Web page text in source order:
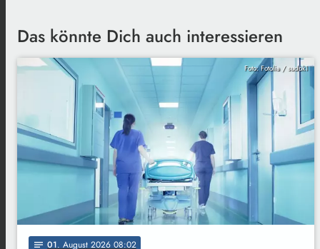
Das könnte Dich auch interessieren
Foto: Fotolia / sudok1
notes 01. August 2026 08:02